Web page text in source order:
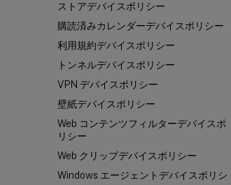
ストアデバイスポリシー
購読済みカレンダーデバイスポリシー
利用規約デバイスポリシー
トンネルデバイスポリシー
VPN デバイスポリシー
壁紙デバイスポリシー
Web コンテンツフィルターデバイスポ
リシー
Web クリップデバイスポリシー
Windows エージェントデバイスポリシ